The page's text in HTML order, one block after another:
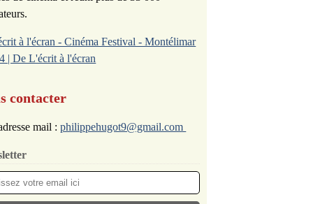
à l'écran - Cinéma Festival - Montélimar
| De L'écrit à l'écran
contacter
mail :philippehugot9@gmail.com